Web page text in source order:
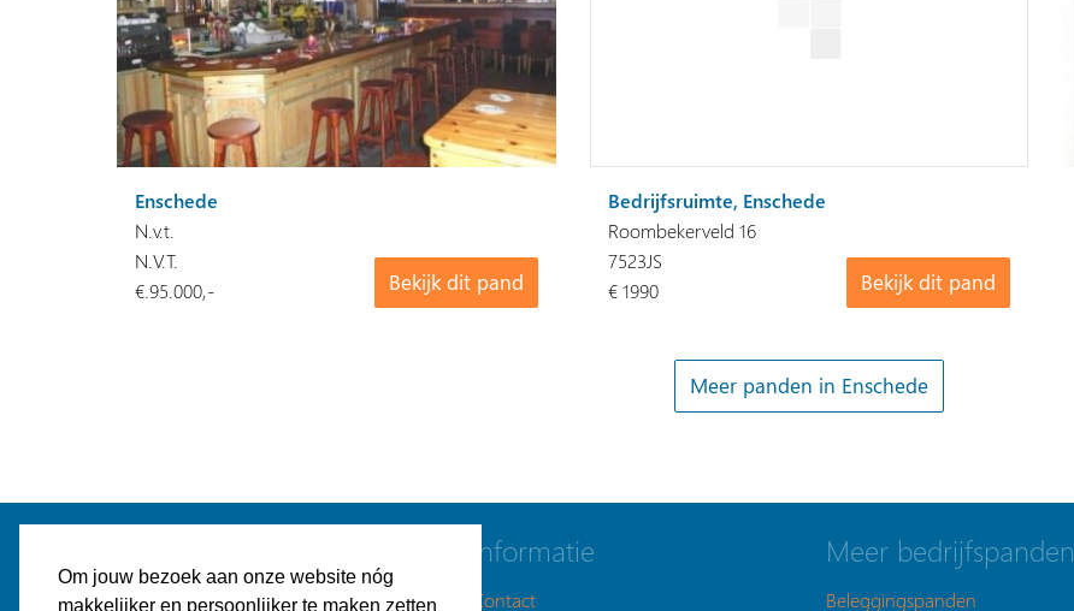
Om jouw bezoek aan onze website nóg
makkelijker en persoonlijker te maken zetten
Enschede
N.v.t.
Bekijk dit pand
N.V.T.
€.95.000,-
Bedrijfsruimte, Enschede
Roombekerveld 16
Bekijk dit pand
7523JS
€ 1990
Meer panden in Enschede
Gratis bedrijfspand plaatsen
Informatie
Contact
Meer bedrijfspanden
Beleggingspanden